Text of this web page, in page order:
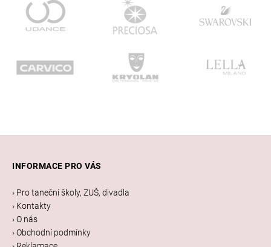
INFORMACE PRO VÁS
› Pro taneční školy, ZUŠ, divadla
› Kontakty
› O nás
› Obchodní podmínky